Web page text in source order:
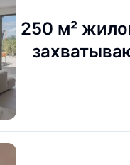
250 м²